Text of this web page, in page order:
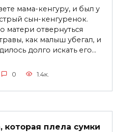
мама-кенгуру, и был у
сын-кенгуренок.
матери отвернуться
как малыш убегал, и
долго искать его...
0 1.4к.
которая плела сумки